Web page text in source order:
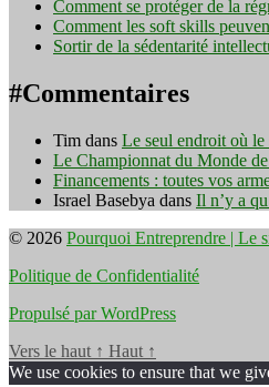
Comment se protéger de la
Comment les soft skills
Sortir de la sédentarité
#Commentaires
Tim dans Le seul endroit où le
Le Championnat du Monde
Financements : toutes vos
Israel Basebya dans Il n’y a
© 2026 Pourquoi Entreprendre | Le
Politique de Confidentialité
Propulsé par WordPress
Vers le haut ↑ Haut ↑
We use cookies to ensure that we